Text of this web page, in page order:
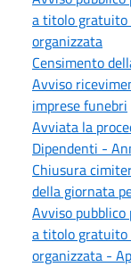
a titolo gratuito
organizzata
Censimento
Avviso
imprese funebri
Avviata la
Dipendenti -
Chiusura
della giornata
Avviso pubblico
a titolo gratuito
organizzata -